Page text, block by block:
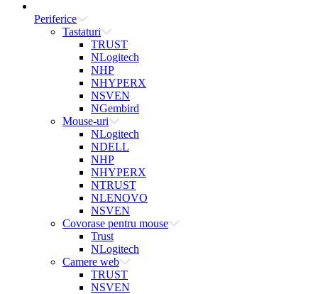
Periferice
Tastaturi
TRUST
NLogitech
NHP
NHYPERX
NSVEN
NGembird
Mouse-uri
NLogitech
NDELL
NHP
NHYPERX
NTRUST
NLENOVO
NSVEN
Covorase pentru mouse
Trust
NLogitech
Camere web
TRUST
NSVEN